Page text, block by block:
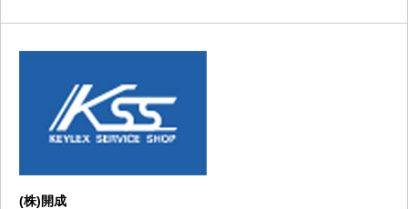
(株)開成